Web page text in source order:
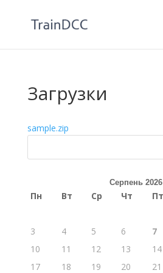
Загрузки
sample.zip
Серпень 2026
Пн Вт Ср Чт Пт
3
4 5 6 7
10
11 12 13 14
17
18 19 20 21